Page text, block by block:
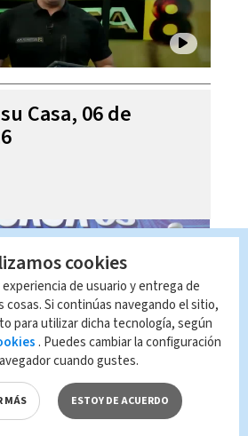
Casa, 06 de
Directo con Paula
de agosto 2026
cookies
de usuario y entrega de
Si continúas navegando el sitio,
para utilizar dicha tecnología, según
. Puedes cambiar la configuración
cuando gustes.
MÁS ESTOY DE ACUERDO